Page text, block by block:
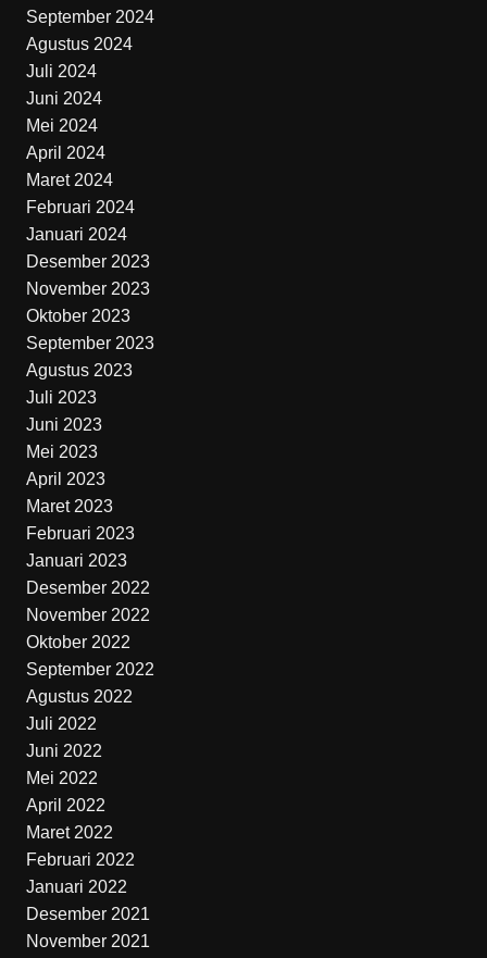
September 2024
Agustus 2024
Juli 2024
Juni 2024
Mei 2024
April 2024
Maret 2024
Februari 2024
Januari 2024
Desember 2023
November 2023
Oktober 2023
September 2023
Agustus 2023
Juli 2023
Juni 2023
Mei 2023
April 2023
Maret 2023
Februari 2023
Januari 2023
Desember 2022
November 2022
Oktober 2022
September 2022
Agustus 2022
Juli 2022
Juni 2022
Mei 2022
April 2022
Maret 2022
Februari 2022
Januari 2022
Desember 2021
November 2021